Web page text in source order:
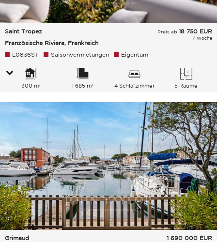
Saint Tropez
Französische Riviera, Frankreich
Preis ab 18 750 EUR
/ Woche
L0836ST Saisonvermietungen Eigentum
300 m² 1 685 m² 4 Schlafzimmer 5 Räume
Grimaud 1 690 000 EUR